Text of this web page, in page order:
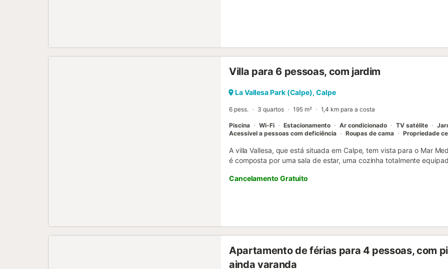
Wi-Fi de alta velocidade (adequado para videochamadas), ar
televisão. Berço e cadeira alta disponíveis mediante pedido. No
restaurante a 28 m, café a 1,89 km, bar a 1,63 km, supermercado
25,00 € por estadia...
Villa para 6 pessoas, com jardim
La Vallesa Park (Calpe), Calpe
6 pess. 3 quartos 195 m² 1,4 km para a costa
Piscina Wi-Fi Estacionamento Ar condicionado TV satélite
Acessível a pessoas com deficiência
Roupas de cama Propriedade
A villa Vallesa, que está situada em Calpe, tem vista para o Mar
é composta por uma sala de estar, uma cozinha totalmente
Wi-Fi de alta velocidade (adequado para videochamadas), ar
máquina de lavar roupa e uma máquina de secar roupa. Um
abertos e cobertos, comodidades para churrascos e um chuveiro
perto da praia e das ligações de transportes públicos,
informações sobre passeios de bicicleta e a pé no local. A
interior. A propriedade dispõe de armazenamento para motas e
Cancelamento Gratuito
Apartamento de férias para 4 pessoas, com
ainda varanda